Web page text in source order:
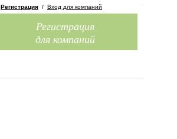
Регистрация / Вход для компаний
Регистрация
для компаний